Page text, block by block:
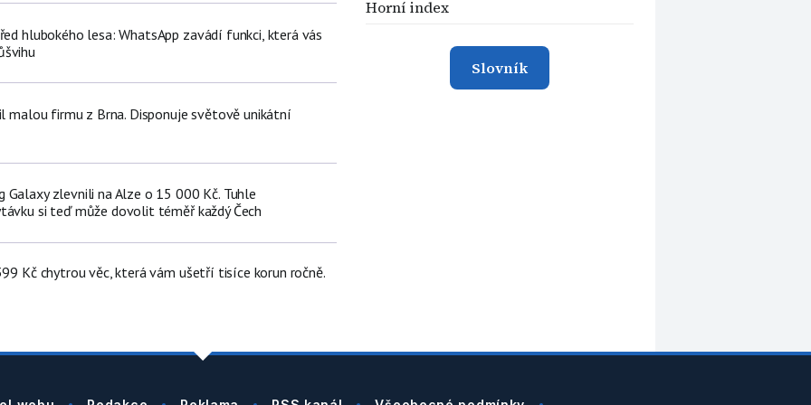
hlubokého lesa: WhatsApp zavádí funkci, která vás
malou firmu z Brna. Disponuje světově unikátní
Galaxy zlevnili na Alze o 15 000 Kč. Tuhle
si teď může dovolit téměř každý Čech
Kč chytrou věc, která vám ušetří tisíce korun ročně.
Horní index
Slovník